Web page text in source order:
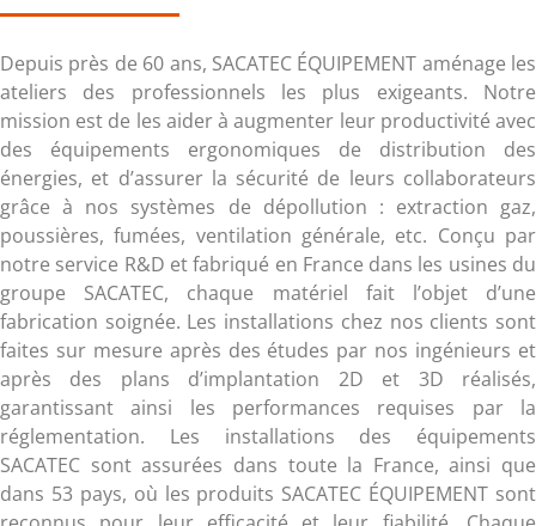
Depuis près de 60 ans, SACATEC ÉQUIPEMENT aménage les
ateliers des professionnels les plus exigeants. Notre
mission est de les aider à augmenter leur productivité avec
des équipements ergonomiques de distribution des
énergies, et d’assurer la sécurité de leurs collaborateurs
grâce à nos systèmes de dépollution : extraction gaz,
poussières, fumées, ventilation générale, etc. Conçu par
notre service R&D et fabriqué en France dans les usines du
groupe SACATEC, chaque matériel fait l’objet d’une
fabrication soignée. Les installations chez nos clients sont
faites sur mesure après des études par nos ingénieurs et
après des plans d’implantation 2D et 3D réalisés,
garantissant ainsi les performances requises par la
réglementation. Les installations des équipements
SACATEC sont assurées dans toute la France, ainsi que
dans 53 pays, où les produits SACATEC ÉQUIPEMENT sont